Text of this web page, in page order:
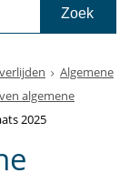
Algemene
algemene
2025